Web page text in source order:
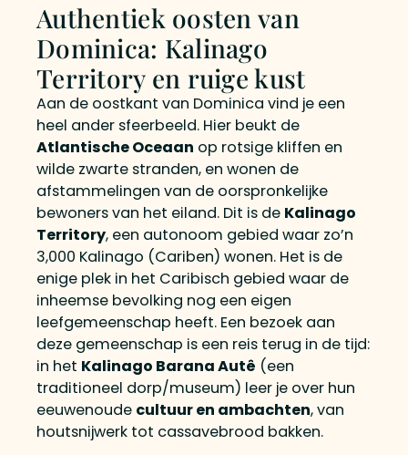
Authentiek oosten van
Dominica: Kalinago
Territory en ruige kust
Aan de oostkant van Dominica vind je een
heel ander sfeerbeeld. Hier beukt de
Atlantische Oceaan op rotsige kliffen en
wilde zwarte stranden, en wonen de
afstammelingen van de oorspronkelijke
bewoners van het eiland. Dit is de Kalinago
Territory, een autonoom gebied waar zo’n
3,000 Kalinago (Cariben) wonen. Het is de
enige plek in het Caribisch gebied waar de
inheemse bevolking nog een eigen
leefgemeenschap heeft. Een bezoek aan
deze gemeenschap is een reis terug in de tijd:
in het Kalinago Barana Autê (een
traditioneel dorp/museum) leer je over hun
eeuwenoude cultuur en ambachten, van
houtsnijwerk tot cassavebrood bakken.